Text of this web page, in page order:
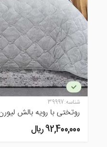
شناسه:39997
روتختی با رویه بالش
92,400,000 ريال